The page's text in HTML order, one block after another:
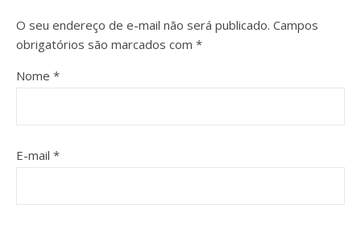
O seu endereço de e-mail não será publicado. Campos
obrigatórios são marcados com *
Nome *
E-mail *